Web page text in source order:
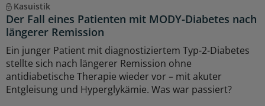
Kasuistik
Der Fall eines Patienten mit MODY-Diabetes nach
längerer Remission
Ein junger Patient mit diagnostiziertem Typ-2-Diabetes
stellte sich nach längerer Remission ohne
antidiabetische Therapie wieder vor – mit akuter
Entgleisung und Hyperglykämie. Was war passiert?